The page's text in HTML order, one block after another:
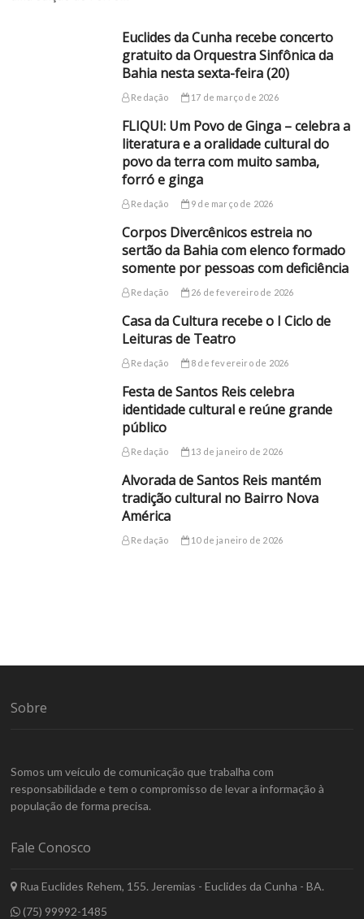
Euclides da Cunha recebe concerto
gratuito da Orquestra Sinfônica da
Bahia nesta sexta-feira (20)
Redação 17 de março de 2026
FLIQUI: Um Povo de Ginga – celebra a
literatura e a oralidade cultural do
povo da terra com muito samba,
forró e ginga
Redação 9 de março de 2026
Corpos Divercênicos estreia no
sertão da Bahia com elenco formado
somente por pessoas com deficiência
Redação 26 de fevereiro de 2026
Casa da Cultura recebe o I Ciclo de
Leituras de Teatro
Redação 8 de fevereiro de 2026
Festa de Santos Reis celebra
identidade cultural e reúne grande
público
Redação 13 de janeiro de 2026
Alvorada de Santos Reis mantém
tradição cultural no Bairro Nova
América
Redação 10 de janeiro de 2026
Sobre
Somos um veículo de comunicação que trabalha com
responsabilidade e tem o compromisso de levar a informação à
população de forma precisa.
Fale Conosco
Rua Euclides Rehem, 155. Jeremias - Euclides da Cunha - BA.
(75) 99992-1485